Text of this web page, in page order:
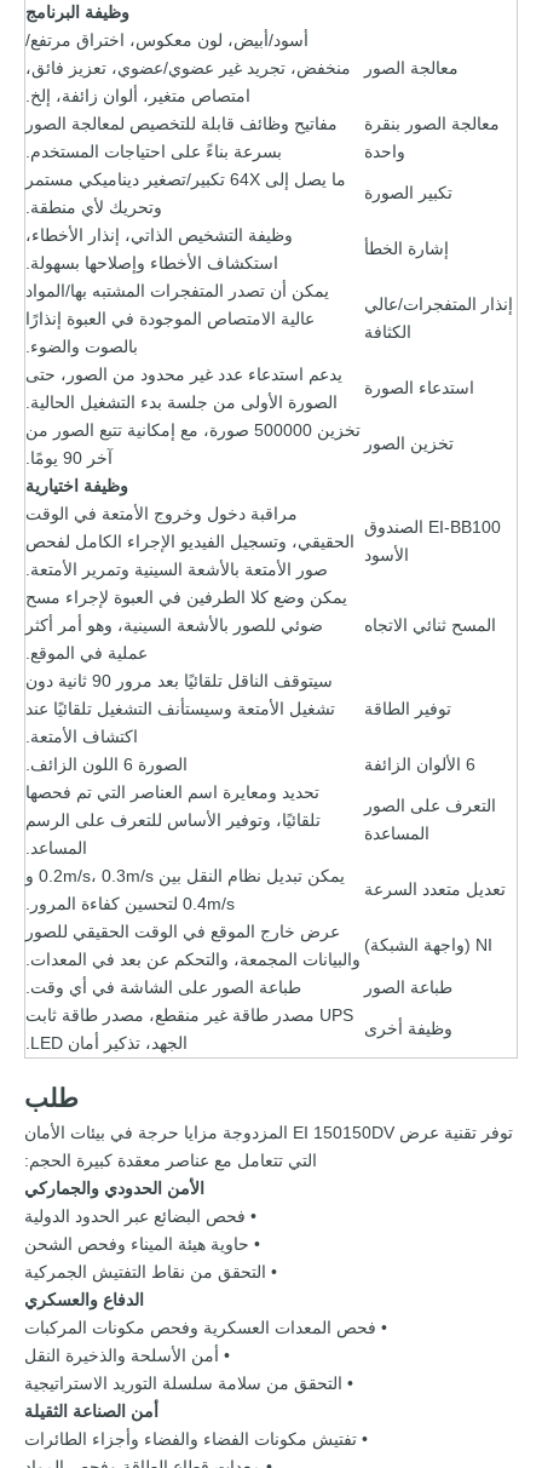
وظيفة البرنامج
معالجة الصور
أسود/أبيض، لون معكوس، اختراق مرتفع/
منخفض، تجريد غير عضوي/عضوي، تعزيز فائق،
امتصاص متغير، ألوان زائفة، إلخ.
معالجة الصور بنقرة
واحدة
مفاتيح وظائف قابلة للتخصيص لمعالجة الصور
بسرعة بناءً على احتياجات المستخدم.
تكبير الصورة
ما يصل إلى 64X تكبير/تصغير ديناميكي مستمر
وتحريك لأي منطقة.
إشارة الخطأ
وظيفة التشخيص الذاتي، إنذار الأخطاء،
استكشاف الأخطاء وإصلاحها بسهولة.
إنذار المتفجرات/عالي
الكثافة
يمكن أن تصدر المتفجرات المشتبه بها/المواد
عالية الامتصاص الموجودة في العبوة إنذارًا
بالصوت والضوء.
استدعاء الصورة
يدعم استدعاء عدد غير محدود من الصور، حتى
الصورة الأولى من جلسة بدء التشغيل الحالية.
تخزين الصور
تخزين 500000 صورة، مع إمكانية تتبع الصور من
آخر 90 يومًا.
وظيفة اختيارية
EI-BB100 الصندوق
الأسود
مراقبة دخول وخروج الأمتعة في الوقت
الحقيقي، وتسجيل الفيديو الإجراء الكامل لفحص
صور الأمتعة بالأشعة السينية وتمرير الأمتعة.
المسح ثنائي الاتجاه
يمكن وضع كلا الطرفين في العبوة لإجراء مسح
ضوئي للصور بالأشعة السينية، وهو أمر أكثر
عملية في الموقع.
توفير الطاقة
سيتوقف الناقل تلقائيًا بعد مرور 90 ثانية دون
تشغيل الأمتعة وسيستأنف التشغيل تلقائيًا عند
اكتشاف الأمتعة.
6 الألوان الزائفة
الصورة 6 اللون الزائف.
التعرف على الصور
المساعدة
تحديد ومعايرة اسم العناصر التي تم فحصها
تلقائيًا، وتوفير الأساس للتعرف على الرسم
المساعد.
تعديل متعدد السرعة
يمكن تبديل نظام النقل بين 0.2m/s، 0.3m/s و
0.4m/s لتحسين كفاءة المرور.
NI (واجهة الشبكة)
عرض خارج الموقع في الوقت الحقيقي للصور
والبيانات المجمعة، والتحكم عن بعد في المعدات.
طباعة الصور
طباعة الصور على الشاشة في أي وقت.
وظيفة أخرى
UPS مصدر طاقة غير منقطع، مصدر طاقة ثابت
الجهد، تذكير أمان LED.
طلب
توفر تقنية عرض EI 150150DV المزدوجة مزايا حرجة في بيئات الأمان
التي تتعامل مع عناصر معقدة كبيرة الحجم:
الأمن الحدودي والجماركي
• فحص البضائع عبر الحدود الدولية
• حاوية هيئة الميناء وفحص الشحن
• التحقق من نقاط التفتيش الجمركية
الدفاع والعسكري
• فحص المعدات العسكرية وفحص مكونات المركبات
• أمن الأسلحة والذخيرة النقل
• التحقق من سلامة سلسلة التوريد الاستراتيجية
أمن الصناعة الثقيلة
• تفتيش مكونات الفضاء والفضاء وأجزاء الطائرات